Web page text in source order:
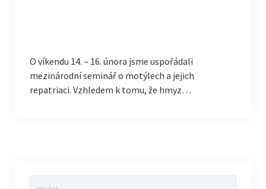
O víkendu 14. – 16. února jsme uspořádali
mezinárodní seminář o motýlech a jejich
repatriaci. Vzhledem k tomu, že hmyz…